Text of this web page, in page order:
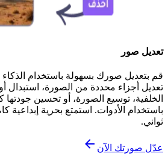
تعديل صور
قم بتعديل صورك بسهولة باستخدام
تعديل أجزاء محددة من الصورة، استبدال
الخلفية، توسيع الصورة، أو تحسين
باستخدام الأدوات. استمتع بحرية إبداعية
ثواني.
عدّل صورتك الآن